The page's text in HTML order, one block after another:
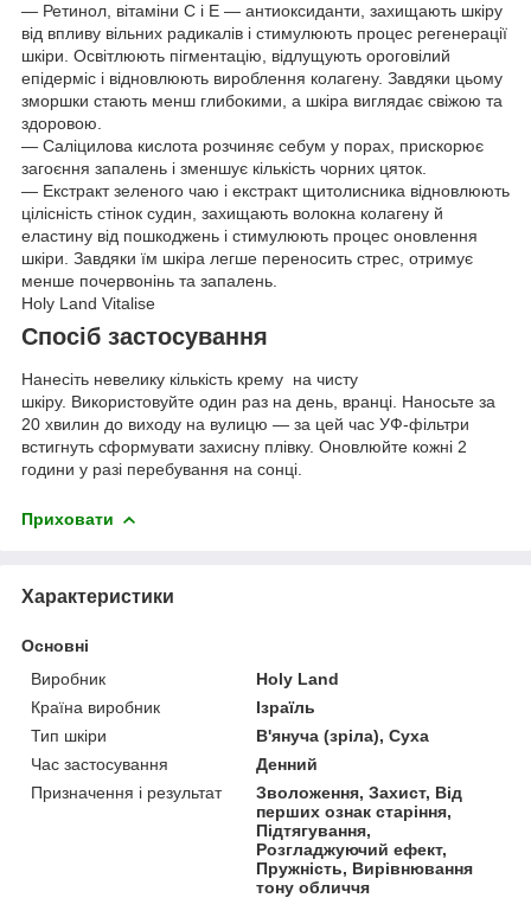
— Ретинол, вітаміни C і E — антиоксиданти, захищають шкіру
від впливу вільних радикалів і стимулюють процес регенерації
шкіри. Освітлюють пігментацію, відлущують ороговілий
епідерміс і відновлюють вироблення колагену. Завдяки цьому
зморшки стають менш глибокими, а шкіра виглядає свіжою та
здоровою.
— Саліцилова кислота розчиняє себум у порах, прискорює
загоєння запалень і зменшує кількість чорних цяток.
— Екстракт зеленого чаю і екстракт щитолисника відновлюють
цілісність стінок судин, захищають волокна колагену й
еластину від пошкоджень і стимулюють процес оновлення
шкіри. Завдяки їм шкіра легше переносить стрес, отримує
менше почервонінь та запалень.
Holy Land Vitalise
Спосіб застосування
Нанесіть невелику кількість крему на чисту
шкіру. Використовуйте один раз на день, вранці. Наносьте за
20 хвилин до виходу на вулицю — за цей час УФ-фільтри
встигнуть сформувати захисну плівку. Оновлюйте кожні 2
години у разі перебування на сонці.
Приховати
Характеристики
Основні
Виробник
Holy Land
Країна виробник
Ізраїль
Тип шкіри
В'януча (зріла), Суха
Час застосування
Денний
Призначення і результат
Зволоження, Захист, Від
перших ознак старіння,
Підтягування,
Розгладжуючий ефект,
Пружність, Вирівнювання
тону обличчя